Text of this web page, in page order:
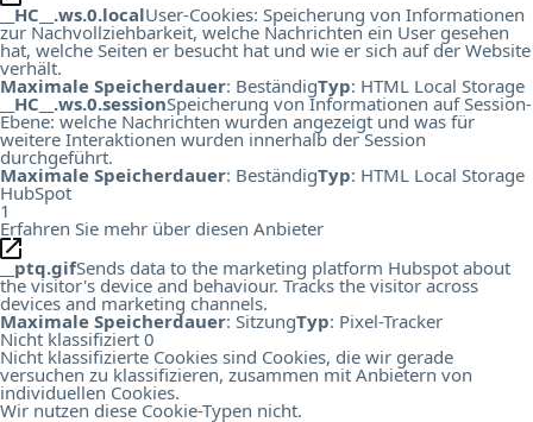
__HC__.ws.0.localUser-Cookies: Speicherung von Informationen
zur Nachvollziehbarkeit, welche Nachrichten ein User gesehen
hat, welche Seiten er besucht hat und wie er sich auf der Website
verhält.
Maximale Speicherdauer: BeständigTyp: HTML Local Storage
__HC__.ws.0.sessionSpeicherung von Informationen auf Session-
Ebene: welche Nachrichten wurden angezeigt und was für
weitere Interaktionen wurden innerhalb der Session
durchgeführt.
Maximale Speicherdauer: BeständigTyp: HTML Local Storage
HubSpot
1
Erfahren Sie mehr über diesen Anbieter
__ptq.gifSends data to the marketing platform Hubspot about
the visitor's device and behaviour. Tracks the visitor across
devices and marketing channels.
Maximale Speicherdauer: SitzungTyp: Pixel-Tracker
Nicht klassifiziert 0
Nicht klassifizierte Cookies sind Cookies, die wir gerade
versuchen zu klassifizieren, zusammen mit Anbietern von
individuellen Cookies.
Wir nutzen diese Cookie-Typen nicht.